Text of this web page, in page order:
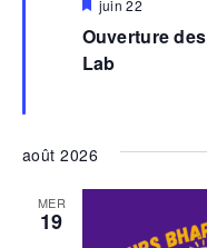
Ouverture
Lab
avant
juin 22
août 2026
MER
19